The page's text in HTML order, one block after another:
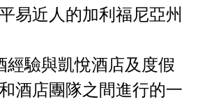
易近人的加利福尼亞州
驗與凱悅酒店及度假
酒店團隊之間進行的一